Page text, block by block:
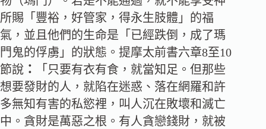
所賜「豐裕，好管家，得永生肢體」的福
氣，並且他們的生命是「已經跌倒，成了瑪
門鬼的俘虜」的狀態。提摩太前書六章8至10
節說 ：
「只要有衣有食，就當知足。但那些
想要發財的人，就陷在迷惑、落在網羅和許
多無知有害的私慾裡，叫人沉在敗壞和滅亡
中。貪財是萬惡之根。有人貪戀錢財，就被